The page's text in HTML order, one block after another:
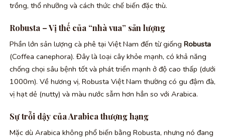
trồng, thổ nhưỡng và cách thức chế biến đặc thù.
Robusta – Vị thế của “nhà vua” sản lượng
Phần lớn sản lượng cà phê tại Việt Nam đến từ giống Robusta
(Coffea canephora). Đây là loại cây khỏe mạnh, có khả năng
chống chọi sâu bệnh tốt và phát triển mạnh ở độ cao thấp (dưới
1000m). Về hương vị, Robusta Việt Nam thường có gu đậm đà,
vị hạt dẻ (nutty) và màu nước sẫm hơn hẳn so với Arabica.
Sự trỗi dậy của Arabica thượng hạng
Mặc dù Arabica không phổ biến bằng Robusta, nhưng nó đang